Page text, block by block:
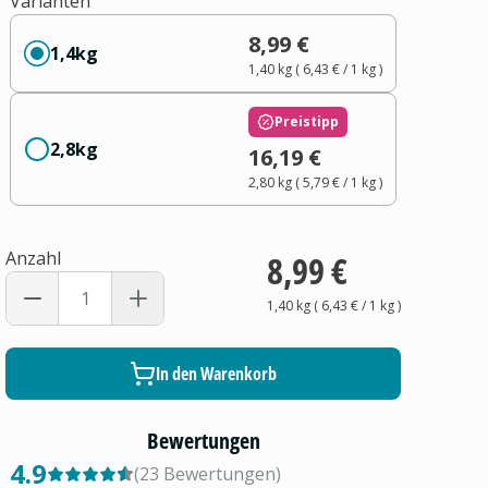
1,4kg 8,99 €
1,40 kg( 6,43 €/ 1 kg)
2,8kg
Preistipp
16,19 €
2,80 kg(5,79 €/ 1 kg)
Anzahl 8,99 €
1,40 kg( 6,43 €/ 1 kg)
In den Warenkorb
Bewertungen
4.9 (23 Bewertungen)